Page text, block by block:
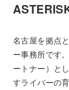
名古屋を拠点
ー事務所です
ートナー）と
すライバーの